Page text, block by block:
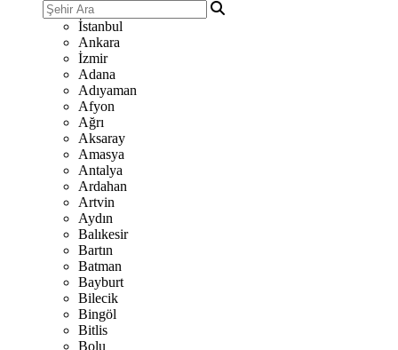
İstanbul
Ankara
İzmir
Adana
Adıyaman
Afyon
Ağrı
Aksaray
Amasya
Antalya
Ardahan
Artvin
Aydın
Balıkesir
Bartın
Batman
Bayburt
Bilecik
Bingöl
Bitlis
Bolu